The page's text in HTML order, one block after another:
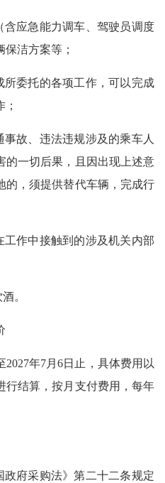
含应急能力调车、驾驶员调度
洁方案等；
所委托的各项工作，可以完成
故、违法违规涉及的乘车人
的一切后果，且因出现上述意
的，须提供替代车辆，完成行
工作中接触到的涉及机关内部
。
2027年7月6日止，具体费用以
行结算，按月支付费用，每年
政府采购法》第二十二条规定